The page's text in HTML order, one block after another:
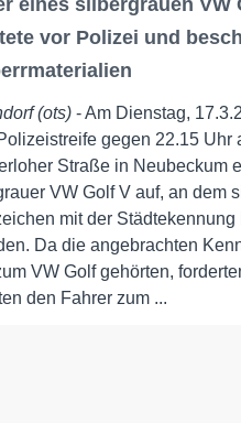
eines silbergrauen VW
vor Polizei und
(ots) - Am Dienstag,
gegen 22.15 Uhr
Straße in Neubeckum
VW Golf V auf, an dem
mit der Städtekennung
Da die angebrachten
VW Golf gehörten,
den Fahrer zum ...